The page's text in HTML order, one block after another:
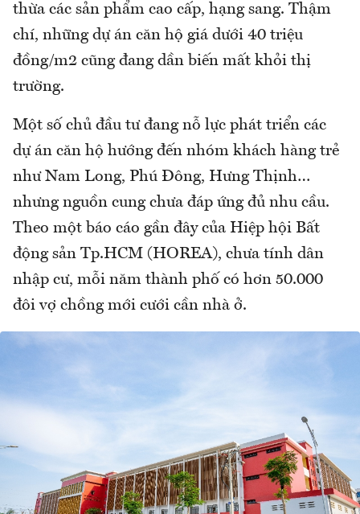
thừa các sản phẩm cao cấp, hạng sang. Thậm
chí, những dự án căn hộ giá dưới 40 triệu
đồng/m2 cũng đang dần biến mất khỏi thị
trường.
Một số chủ đầu tư đang nỗ lực phát triển các
dự án căn hộ hướng đến nhóm khách hàng trẻ
như Nam Long, Phú Đông, Hưng Thịnh…
nhưng nguồn cung chưa đáp ứng đủ nhu cầu.
Theo một báo cáo gần đây của Hiệp hội Bất
động sản Tp.HCM (HOREA), chưa tính dân
nhập cư, mỗi năm thành phố có hơn 50.000
đôi vợ chồng mới cưới cần nhà ở.